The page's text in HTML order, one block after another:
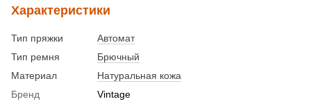
Характеристики
Тип пряжки
Автомат
Тип ремня
Брючный
Материал
Натуральная кожа
Бренд
Vintage